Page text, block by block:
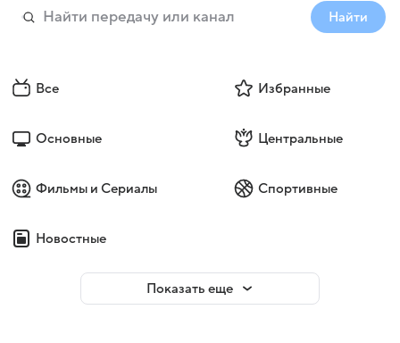
Найти
Все Избранные
Основные Центральные
Фильмы и Сериалы Спортивные
Новостные
Показать еще